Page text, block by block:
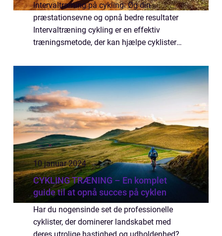
Intervaltræning på cykling: Øg din
præstationsevne og opnå bedre resultater
Intervaltræning cykling er en effektiv
træningsmetode, der kan hjælpe cyklister
opnå bedre resultater. Ved at variere
intensiteten af...
10 januar 2024
CYKLING TRÆNING – En komplet
guide til at opnå succes på cyklen
Har du nogensinde set de professionelle
cyklister, der dominerer landskabet med